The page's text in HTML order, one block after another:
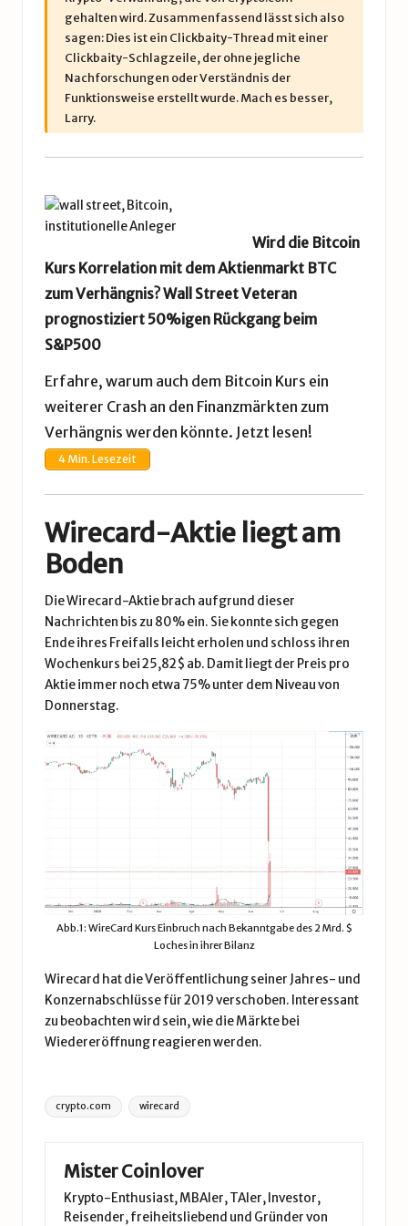
gehalten wird. Zusammenfassend lässt sich also
sagen: Dies ist ein Clickbaity-Thread mit einer
Clickbaity-Schlagzeile, der ohne jegliche
Nachforschungen oder Verständnis der
Funktionsweise erstellt wurde. Mach es besser,
Larry.
Wird die Bitcoin
Kurs Korrelation mit dem Aktienmarkt BTC
zum Verhängnis? Wall Street Veteran
prognostiziert 50%igen Rückgang beim
S&P500
Erfahre, warum auch dem Bitcoin Kurs ein
weiterer Crash an den Finanzmärkten zum
Verhängnis werden könnte. Jetzt lesen!
4 Min. Lesezeit
Wirecard-Aktie liegt am
Boden
Die Wirecard-Aktie brach aufgrund dieser
Nachrichten bis zu 80% ein. Sie konnte sich gegen
Ende ihres Freifalls leicht erholen und schloss ihren
Wochenkurs bei 25,82$ ab. Damit liegt der Preis pro
Aktie immer noch etwa 75% unter dem Niveau von
Donnerstag.
Abb.1: WireCard Kurs Einbruch nach Bekanntgabe des 2 Mrd. $
Loches in ihrer Bilanz
Wirecard hat die Veröffentlichung seiner Jahres- und
Konzernabschlüsse für 2019 verschoben. Interessant
zu beobachten wird sein, wie die Märkte bei
Wiedereröffnung reagieren werden.
Tags:
crypto.com wirecard
Mister Coinlover
Krypto-Enthusiast, MBAler, TAler, Investor,
Reisender, freiheitsliebend und Gründer von